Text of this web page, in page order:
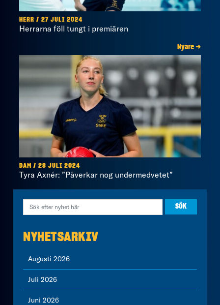
HERR / 27 JULI 2024
Herrarna föll tungt i premiären
Nyare →
DAM / 28 JULI 2024
Tyra Axnér: ”Påverkar nog undermedvetet”
NYHETSARKIV
Augusti 2026
Juli 2026
Juni 2026